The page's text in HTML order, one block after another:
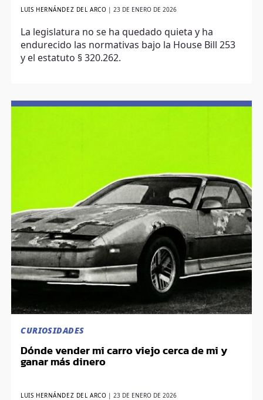
LUIS HERNÁNDEZ DEL ARCO |23 DE ENERO DE 2026
La legislatura no se ha quedado quieta y ha
endurecido las normativas bajo la House Bill 253
y el estatuto § 320.262.
CURIOSIDADES
Dónde vender mi carro viejo cerca de mi y
ganar más dinero
LUIS HERNÁNDEZ DEL ARCO |23 DE ENERO DE 2026